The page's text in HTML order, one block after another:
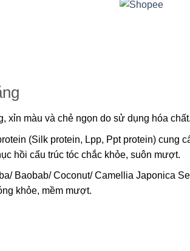
xỉn màu và chẻ ngọn do sử dụng hóa chất.
(Silk protein, Lpp, Ppt protein) cung
hồi cấu trúc tóc chắc khỏe, suôn mượt.
Baobab/ Coconut/ Camellia Japonica
khỏe, mềm mượt.